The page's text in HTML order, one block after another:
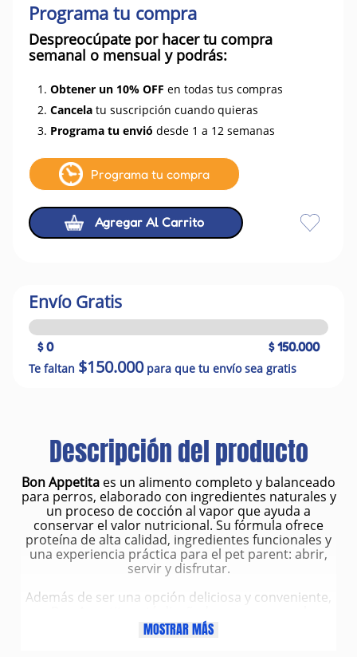
Programa tu compra
Despreocúpate por hacer tu compra
semanal o mensual y podrás:
1. Obtener un 10% OFF en todas tus compras
2. Cancela tu suscripción cuando quieras
3. Programa tu envió desde 1 a 12 semanas
Programa tu compra
Agregar Al Carrito
Envío Gratis
$ 0 $ 150.000
Te faltan $150.000para que tu envío sea gratis
Descripción del producto
Bon Appetita es un alimento completo y balanceado
para perros, elaborado con ingredientes naturales y
un proceso de cocción al vapor que ayuda a
conservar el valor nutricional. Su fórmula ofrece
proteína de alta calidad, ingredientes funcionales y
una experiencia práctica para el pet parent: abrir,
servir y disfrutar.
Además de ser una opción deliciosa y conveniente,
bienestar diario de tu perro con nutrientes
esenciales, digestibilidad y un equilibrio ideal entre
MOSTRAR MÁS